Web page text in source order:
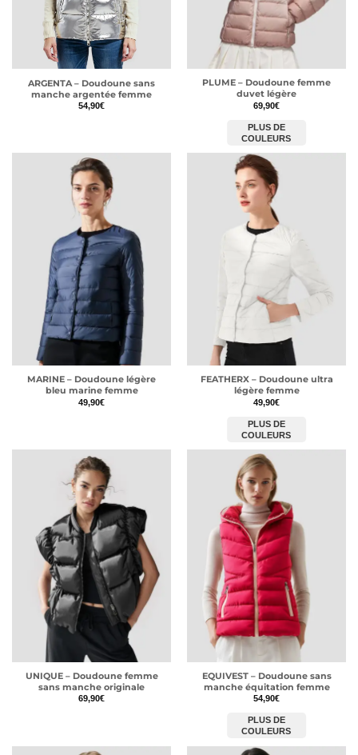
ARGENTA – Doudoune sans
manche argentée femme
54,90€
PLUME – Doudoune femme
duvet légère
69,90€
PLUS DE
COULEURS
MARINE – Doudoune légère
bleu marine femme
49,90€
FEATHERX – Doudoune ultra
légère femme
49,90€
PLUS DE
COULEURS
UNIQUE – Doudoune femme
sans manche originale
69,90€
EQUIVEST – Doudoune sans
manche équitation femme
54,90€
PLUS DE
COULEURS